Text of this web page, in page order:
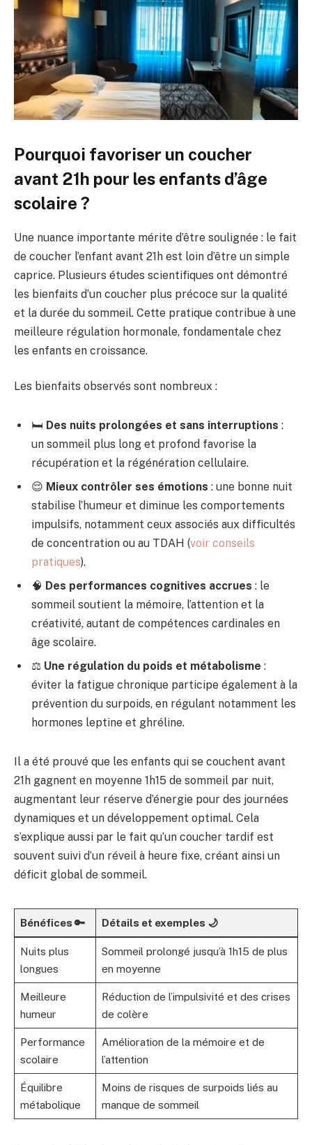
Pourquoi favoriser un coucher
avant 21h pour les enfants d’âge
scolaire ?
Une nuance importante mérite d’être soulignée : le fait
de coucher l’enfant avant 21h est loin d’être un simple
caprice. Plusieurs études scientifiques ont démontré
les bienfaits d’un coucher plus précoce sur la qualité
et la durée du sommeil. Cette pratique contribue à une
meilleure régulation hormonale, fondamentale chez
les enfants en croissance.
Les bienfaits observés sont nombreux :
🛏️ Des nuits prolongées et sans interruptions :
un sommeil plus long et profond favorise la
récupération et la régénération cellulaire.
😌 Mieux contrôler ses émotions : une bonne nuit
stabilise l’humeur et diminue les comportements
impulsifs, notamment ceux associés aux difficultés
de concentration ou au TDAH (voir conseils
pratiques).
🧠 Des performances cognitives accrues : le
sommeil soutient la mémoire, l’attention et la
créativité, autant de compétences cardinales en
âge scolaire.
⚖️ Une régulation du poids et métabolisme :
éviter la fatigue chronique participe également à la
prévention du surpoids, en régulant notamment les
hormones leptine et ghréline.
Il a été prouvé que les enfants qui se couchent avant
21h gagnent en moyenne 1h15 de sommeil par nuit,
augmentant leur réserve d’énergie pour des journées
dynamiques et un développement optimal. Cela
s’explique aussi par le fait qu’un coucher tardif est
souvent suivi d’un réveil à heure fixe, créant ainsi un
déficit global de sommeil.
Bénéfices 🔑 Détails et exemples 🌙
Nuits plus
longues
Sommeil prolongé jusqu’à 1h15 de plus
en moyenne
Meilleure
humeur
Réduction de l’impulsivité et des crises
de colère
Performance
scolaire
Amélioration de la mémoire et de
l’attention
Équilibre
métabolique
Moins de risques de surpoids liés au
manque de sommeil